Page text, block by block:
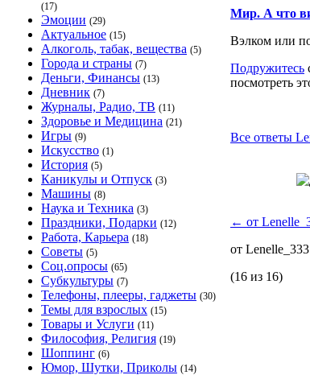
(17)
Эмоции (29)
Актуальное (15)
Алкоголь, табак, вещества (5)
Города и страны (7)
Деньги, Финансы (13)
Дневник (7)
Журналы, Радио, ТВ (11)
Здоровье и Медицина (21)
Игры (9)
Искусство (1)
История (5)
Каникулы и Отпуск (3)
Машины (8)
Наука и Техника (3)
Праздники, Подарки (12)
Работа, Карьера (18)
Советы (5)
Соц.опросы (65)
Субкультуры (7)
Телефоны, плееры, гаджеты (30)
Темы для взрослых (15)
Товары и Услуги (11)
Философия, Религия (19)
Шоппинг (6)
Юмор, Шутки, Приколы (14)
Мир. А что
Вэлком или
Подружитесь
посмотреть
Все ответы
← от
от Lenelle_333
(16 из 16)